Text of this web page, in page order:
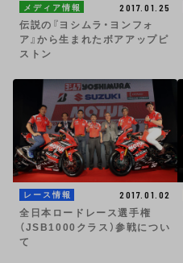
メディア情報
2017.01.25
伝説の『ヨシムラ・ヨンフォ
ア』から生まれたボアアップピ
ストン
レース情報
2017.01.02
全日本ロードレース選手権
（JSB1000クラス）参戦につい
て